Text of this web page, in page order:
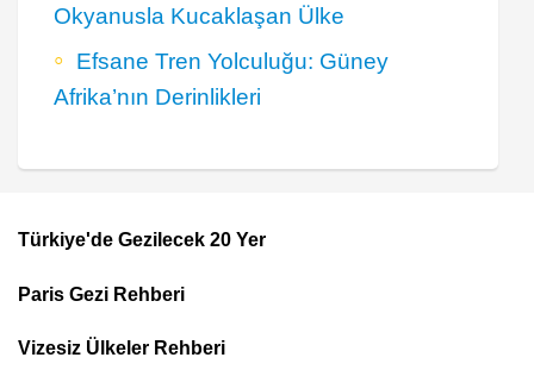
Okyanusla Kucaklaşan Ülke
Efsane Tren Yolculuğu: Güney
Afrika’nın Derinlikleri
Footer
Top
Menu
Türkiye'de Gezilecek 20 Yer
Paris Gezi Rehberi
Vizesiz Ülkeler Rehberi